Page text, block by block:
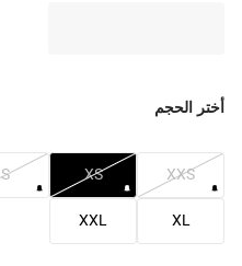
أختر الحجم
XXS
XS
S
XL
XXL